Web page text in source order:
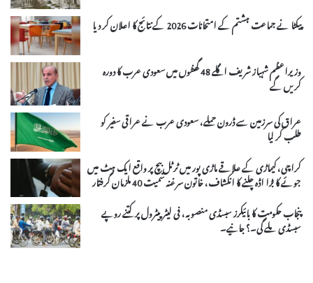
پیکٹا نے جماعت ہشتم کے امتحانات 2026 کے نتائج کا اعلان کر دیا
وزیراعظم شہباز شریف اگلے 48 گھنٹوں میں سعودی عرب کا دورہ
کریں گے
عراق کی سرزمین سے ڈرون حملے، سعودی عرب نے عراقی سفیر کو
طلب کر لیا
کراچی، کیماڑی کے علاقے ماڑی پور میں ٹرٹل بیچ پر واقع ایک ہٹ میں
جوئے کا بڑا اڈہ چلنے کا انکشاف، خاتون سرغنہ سمیت 40 ملزمان گرفتار
پنجاب حکومت کا بائیکرز سبسڈی منصوبہ، فی لیٹر پیٹرول پر کتنے روپے
سبسڈی ملے گی۔؟ جانیے۔